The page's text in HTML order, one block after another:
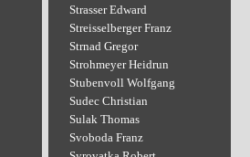
Strasser Edward
Streisselberger Franz
Strnad Gregor
Strohmeyer Heidrun
Stubenvoll Wolfgang
Sudec Christian
Sulak Thomas
Svoboda Franz